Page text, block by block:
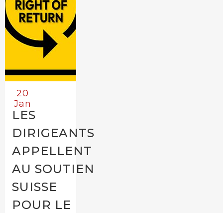
20
Jan
LES
DIRIGEANTS
APPELLENT
AU SOUTIEN
SUISSE
POUR LE